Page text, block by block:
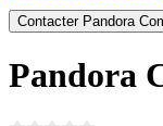
Contacter Pandora
Pandora